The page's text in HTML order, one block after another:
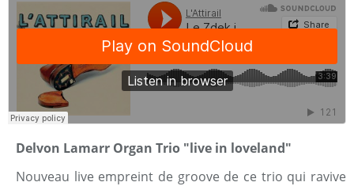
Delvon Lamarr Organ Trio "live in loveland"
Nouveau live empreint de groove de ce trio qui ravive